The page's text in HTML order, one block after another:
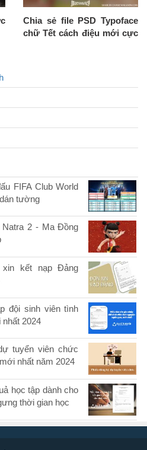
Chia sẻ file PSD Typoface
chữ Tết cách điệu mới cực
FIFA Club World
tường
2 - Ma Đồng
xin kết nạp Đảng
đội sinh viên tình
nhất 2024
tuyển viên chức
nhất năm 2024
học tập dành cho
thời gian học